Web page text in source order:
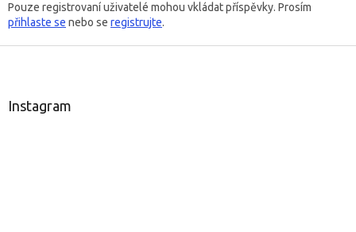
Pouze registrovaní uživatelé mohou vkládat příspěvky. Prosím
přihlaste se nebo se registrujte.
Instagram